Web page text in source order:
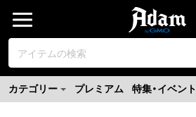
カテゴリー プレミアム 特集・イベント